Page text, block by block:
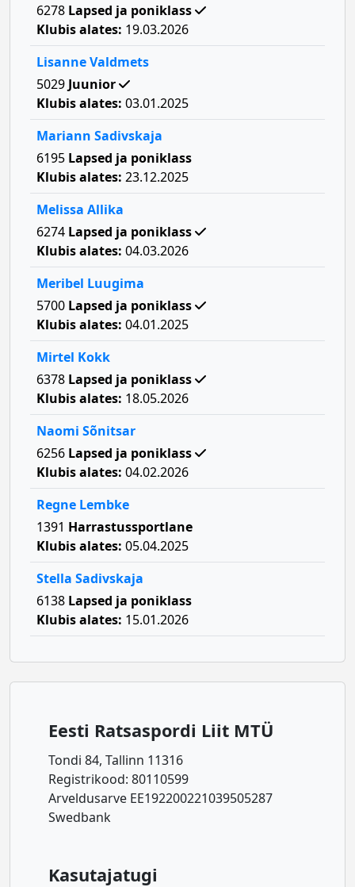
6278 Lapsed ja poniklass
Klubis alates: 19.03.2026
Lisanne Valdmets
5029 Juunior
Klubis alates: 03.01.2025
Mariann Sadivskaja
6195 Lapsed ja poniklass
Klubis alates: 23.12.2025
Melissa Allika
6274 Lapsed ja poniklass
Klubis alates: 04.03.2026
Meribel Luugima
5700 Lapsed ja poniklass
Klubis alates: 04.01.2025
Mirtel Kokk
6378 Lapsed ja poniklass
Klubis alates: 18.05.2026
Naomi Sõnitsar
6256 Lapsed ja poniklass
Klubis alates: 04.02.2026
Regne Lembke
1391 Harrastussportlane
Klubis alates: 05.04.2025
Stella Sadivskaja
6138 Lapsed ja poniklass
Klubis alates: 15.01.2026
Eesti Ratsaspordi Liit MTÜ
Tondi 84, Tallinn 11316
Registrikood: 80110599
Arveldusarve EE192200221039505287
Swedbank
Kasutajatugi